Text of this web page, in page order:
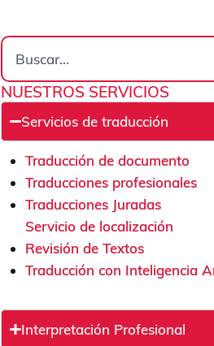
Search
NUESTROS SERVICIOS
Servicios de traducción
Traducción de documento
Traducciones profesionales
Traducciones Juradas
Servicio de localización
Revisión de Textos
Traducción con Inteligencia
Interpretación Profesional